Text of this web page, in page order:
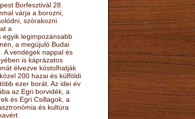
Borfesztivál 28.
várja a borozni,
szórakozni
a
egyik legimpozánsabb
a megújuló Budai
A vendégek nappal és
is káprázatos
élvezve kóstolhatják
200 hazai és külföldi
ezer borát. Az idei év
az Egri borvidék, a
és Egri Csillagok, a
és kultúra